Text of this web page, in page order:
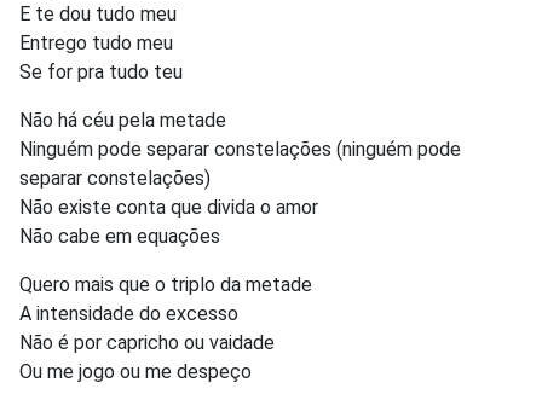
E te dou tudo meu
Entrego tudo meu
Se for pra tudo teu
Não há céu pela metade
Ninguém pode separar constelações (ninguém pode
separar constelações)
Não existe conta que divida o amor
Não cabe em equações
Quero mais que o triplo da metade
A intensidade do excesso
Não é por capricho ou vaidade
Ou me jogo ou me despeço